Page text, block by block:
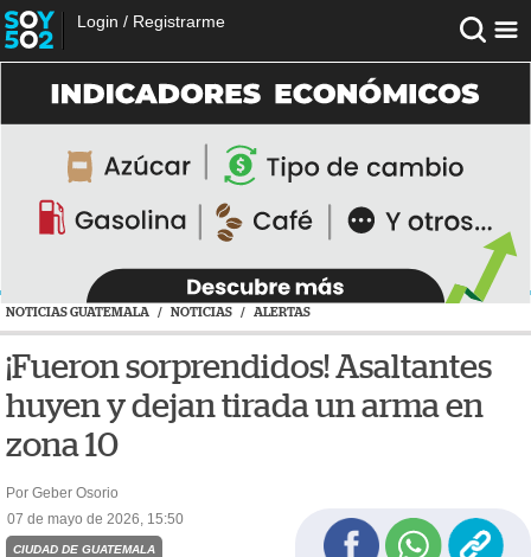
Login / Registrarme
NOTICIAS GUATEMALA / NOTICIAS / ALERTAS
¡Fueron sorprendidos! Asaltantes
huyen y dejan tirada un arma en
zona 10
Por Geber Osorio
07 de mayo de 2026, 15:50
CIUDAD DE GUATEMALA